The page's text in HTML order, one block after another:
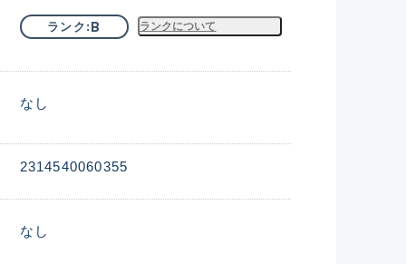
ランク B ランクについて
なし
2314540060355
なし